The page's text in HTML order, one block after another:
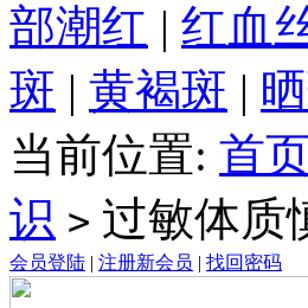
部潮红 | 红血
斑 | 黄褐斑 |
当前位置: 首
识 > 过敏体质
会员登陆 | 注册新会员 | 找回密码